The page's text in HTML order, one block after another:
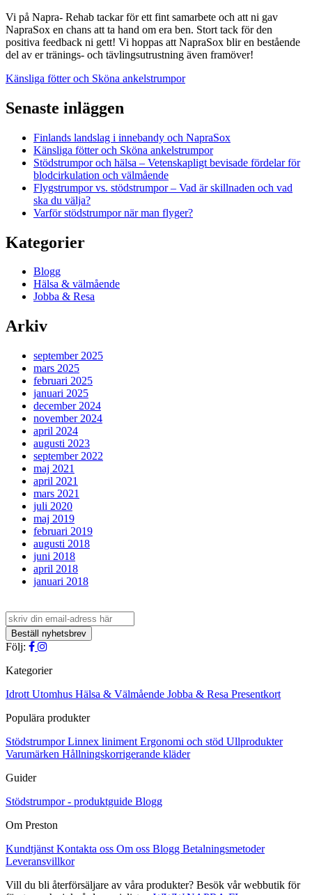
Vi på Napra- Rehab tackar för ett fint samarbete och att ni gav
NapraSox en chans att ta hand om era ben. Stort tack för den
positiva feedback ni gett! Vi hoppas att NapraSox blir en bestående
del av er tränings- och tävlingsutrustning även framöver!
Inläggsnavigering
Känsliga fötter och Sköna ankelstrumpor
Senaste inläggen
Finlands landslag i innebandy och NapraSox
Känsliga fötter och Sköna ankelstrumpor
Stödstrumpor och hälsa – Vetenskapligt bevisade fördelar för
blodcirkulation och välmående
Flygstrumpor vs. stödstrumpor – Vad är skillnaden och vad
ska du välja?
Varför stödstrumpor när man flyger?
Kategorier
Blogg
Hälsa & välmående
Jobba & Resa
Arkiv
september 2025
mars 2025
februari 2025
januari 2025
december 2024
november 2024
april 2024
augusti 2023
september 2022
maj 2021
april 2021
mars 2021
juli 2020
maj 2019
februari 2019
augusti 2018
juni 2018
april 2018
januari 2018
Följ:
Kategorier
Idrott Utomhus Hälsa & Välmående Jobba & Resa Presentkort
Populära produkter
StödstrumporLinnex liniment Ergonomi och stöd Ullprodukter
Varumärken Hållningskorrigerande kläder
Guider
Stödstrumpor - produktguide Blogg
Om Preston
Kundtjänst Kontakta oss Om oss Blogg Betalningsmetoder
Leveransvillkor
Vill du bli återförsäljare av våra produkter? Besök vår webbutik för